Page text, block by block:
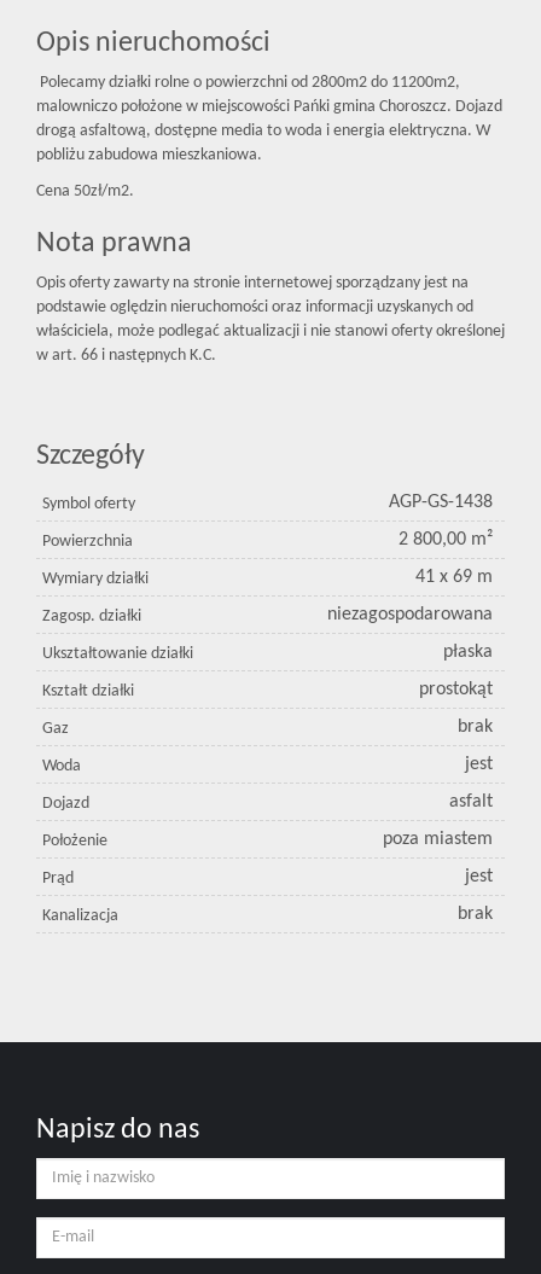
Opis nieruchomości
Polecamy działki rolne o powierzchni od 2800m2 do 11200m2,
malowniczo położone w miejscowości Pańki gmina Choroszcz. Dojazd
drogą asfaltową, dostępne media to woda i energia elektryczna. W
pobliżu zabudowa mieszkaniowa.
Cena 50zł/m2.
Nota prawna
Opis oferty zawarty na stronie internetowej sporządzany jest na
podstawie oględzin nieruchomości oraz informacji uzyskanych od
właściciela, może podlegać aktualizacji i nie stanowi oferty określonej
w art. 66 i następnych K.C.
Szczegóły
Symbol oferty AGP-GS-1438
Powierzchnia 2 800,00 m²
Wymiary działki 41 x 69 m
Zagosp. działki niezagospodarowana
Ukształtowanie działki płaska
Kształt działki prostokąt
Gaz brak
Woda jest
Dojazd asfalt
Położenie poza miastem
Prąd jest
Kanalizacja brak
Napisz do nas